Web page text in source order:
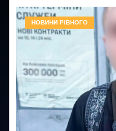
НОВИНИ РІВНОГО